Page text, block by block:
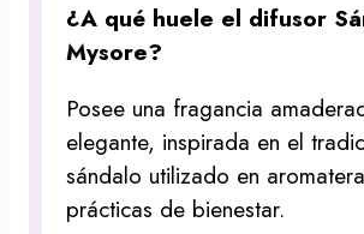
¿A qué huele el difusor
Mysore?
Posee una fragancia
elegante, inspirada en el
sándalo utilizado en
prácticas de bienestar.